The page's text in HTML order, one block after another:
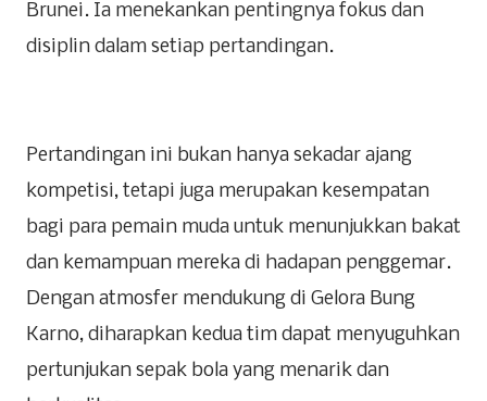
Brunei. Ia menekankan pentingnya fokus dan
disiplin dalam setiap pertandingan.
Pertandingan ini bukan hanya sekadar ajang
kompetisi, tetapi juga merupakan kesempatan
bagi para pemain muda untuk menunjukkan bakat
dan kemampuan mereka di hadapan penggemar.
Dengan atmosfer mendukung di Gelora Bung
Karno, diharapkan kedua tim dapat menyuguhkan
pertunjukan sepak bola yang menarik dan